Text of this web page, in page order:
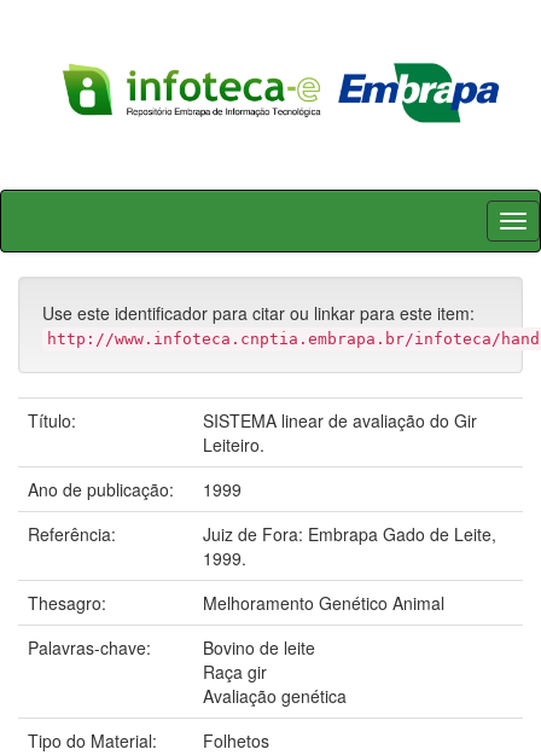
Skip
Use este identificador para citar ou linkar para este item:
http://www.infoteca.cnptia.embrapa.br/infoteca/
Título:
SISTEMA linear de avaliação do Gir
Leiteiro.
Ano de publicação:
1999
Referência:
Juiz de Fora: Embrapa Gado de Leite,
1999.
Thesagro:
Melhoramento Genético Animal
Palavras-chave:
Bovino de leite
Raça gir
Avaliação genética
Tipo do Material:
Folhetos